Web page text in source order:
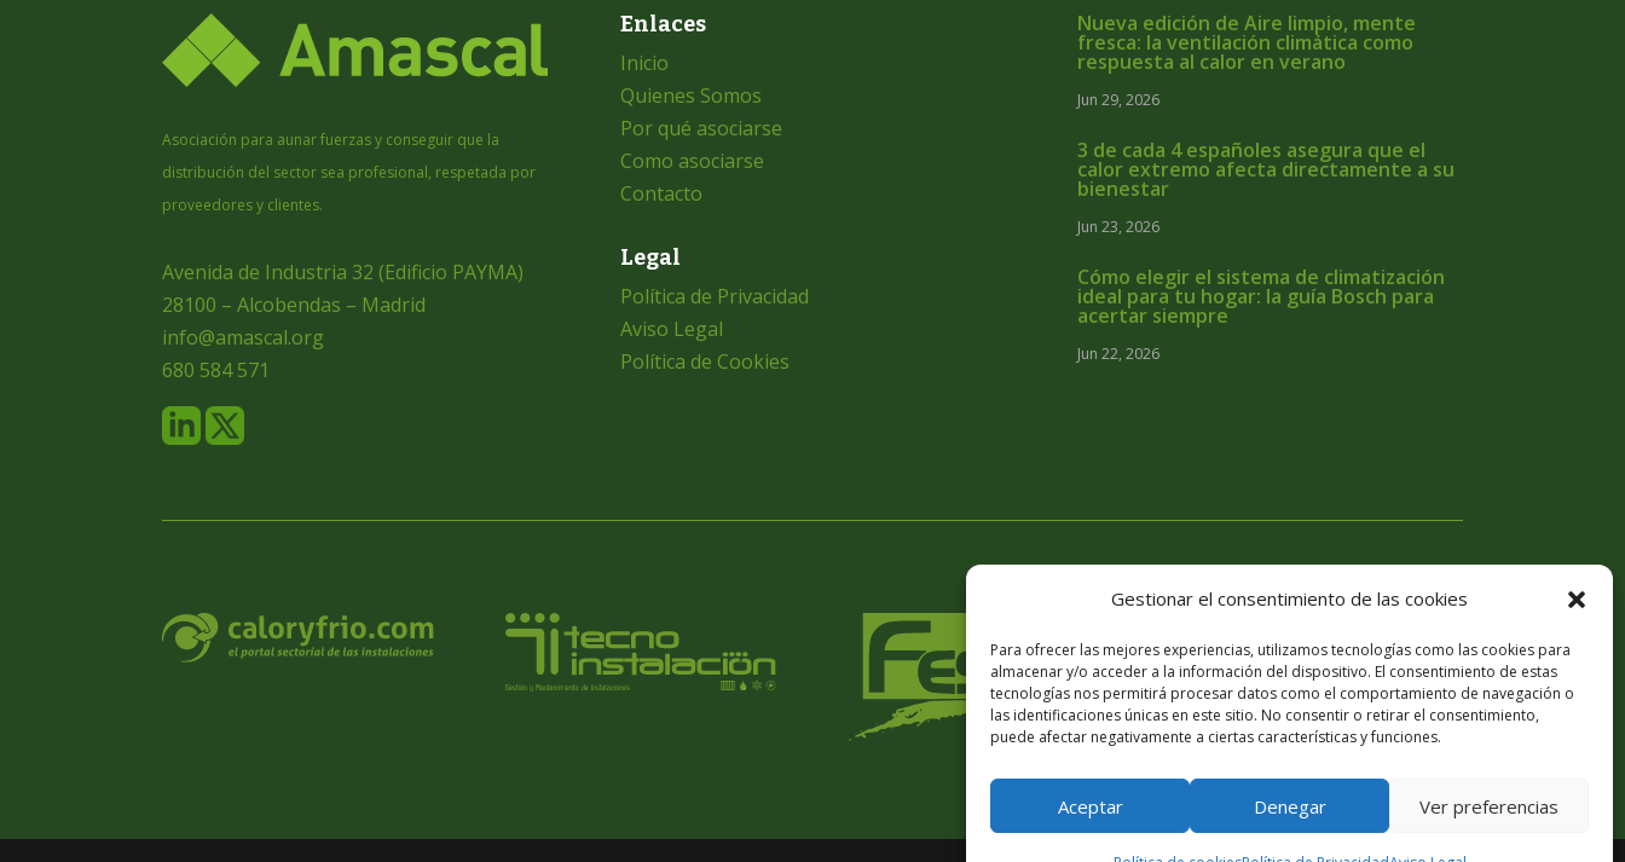
Gestionar el consentimiento de las cookies
Para ofrecer las mejores experiencias, utilizamos tecnologías como las cookies para
almacenar y/o acceder a la información del dispositivo. El consentimiento de estas
tecnologías nos permitirá procesar datos como el comportamiento de navegación o
las identificaciones únicas en este sitio. No consentir o retirar el consentimiento,
puede afectar negativamente a ciertas características y funciones.
Aceptar Denegar Ver preferencias
Asociación para aunar fuerzas y conseguir que la
distribución del sector sea profesional, respetada por
proveedores y clientes.
Avenida de Industria 32 (Edificio PAYMA)
28100 – Alcobendas – Madrid
info@amascal.org
680 584 571
Enlaces
Inicio
Quienes Somos
Por qué asociarse
Como asociarse
Contacto
Legal
Política de Privacidad
Aviso Legal
Política de Cookies
Nueva edición de Aire limpio, mente
fresca: la ventilación climática como
respuesta al calor en verano
Jun 29, 2026
3 de cada 4 españoles asegura que el
calor extremo afecta directamente a su
bienestar
Jun 23, 2026
Cómo elegir el sistema de climatización
ideal para tu hogar: la guía Bosch para
acertar siempre
Jun 22, 2026